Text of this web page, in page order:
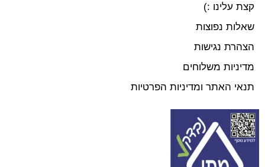
קצת עלינו :)
שאלות נפוצות
הצהרת נגישות
מדיניות משלוחים
תנאי האתר ומדיניות הפרטיות